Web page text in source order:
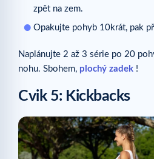
zpět na zem.
Opakujte pohyb 10krát, pak
Naplánujte 2 až 3 série po 20
nohu. Sbohem, plochý zadek !
Cvik 5: Kickbacks